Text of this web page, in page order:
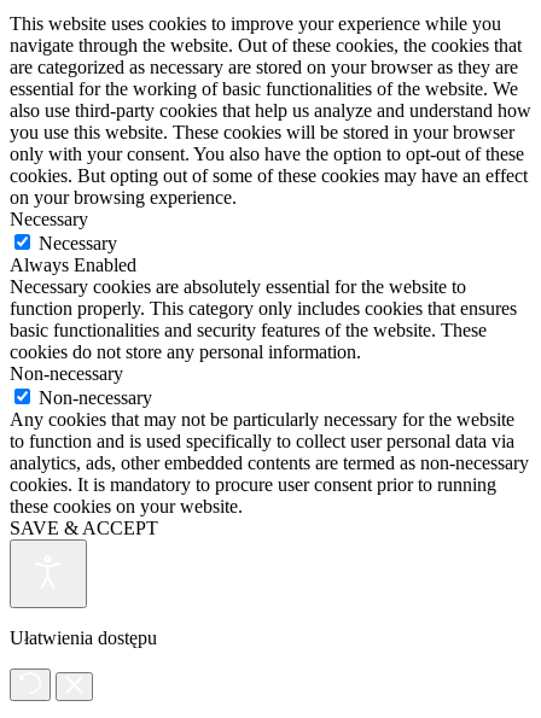
This website uses cookies to improve your experience while you
navigate through the website. Out of these cookies, the cookies that
are categorized as necessary are stored on your browser as they are
essential for the working of basic functionalities of the website. We
also use third-party cookies that help us analyze and understand how
you use this website. These cookies will be stored in your browser
only with your consent. You also have the option to opt-out of these
cookies. But opting out of some of these cookies may have an effect
on your browsing experience.
Necessary
Necessary
Always Enabled
Necessary cookies are absolutely essential for the website to
function properly. This category only includes cookies that ensures
basic functionalities and security features of the website. These
cookies do not store any personal information.
Non-necessary
Non-necessary
Any cookies that may not be particularly necessary for the website
to function and is used specifically to collect user personal data via
analytics, ads, other embedded contents are termed as non-necessary
cookies. It is mandatory to procure user consent prior to running
these cookies on your website.
SAVE & ACCEPT
Ułatwienia dostępu